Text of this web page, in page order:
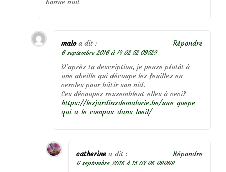
malo a dit :
6 septembre 2016 à 14 02 52 09529
D’après ta description, je pense plutôt à
une abeille qui découpe les feuilles en
cercles pour bâtir son nid.
Ces découpes ressemblent-elles à ceci?
https://lesjardinsdemalorie.be/une-guepe-
qui-a-le-compas-dans-loeil/
Répondre
catherine a dit :
6 septembre 2016 à 15 03 06 09069
Répondre